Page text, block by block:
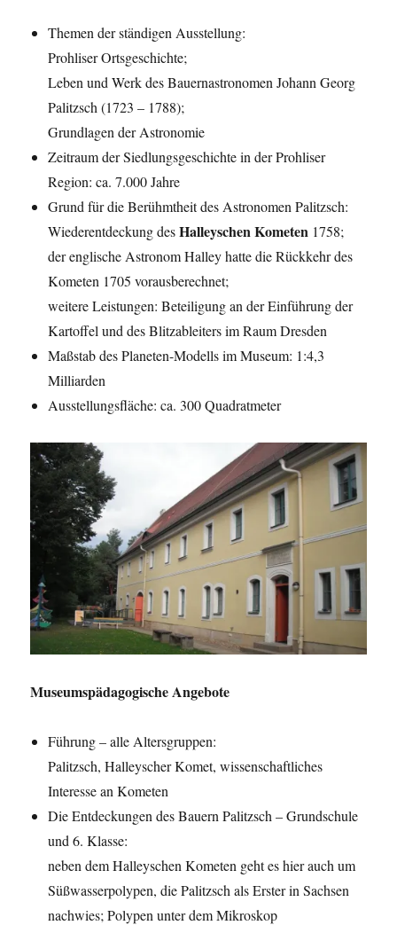
Themen der ständigen Ausstellung:
Prohliser Ortsgeschichte;
Leben und Werk des Bauernastronomen Johann Georg
Palitzsch (1723 – 1788);
Grundlagen der Astronomie
Zeitraum der Siedlungsgeschichte in der Prohliser
Region: ca. 7.000 Jahre
Grund für die Berühmtheit des Astronomen Palitzsch:
Wiederentdeckung desHalleyschen Kometen 1758;
der englische Astronom Halley hatte die Rückkehr des
Kometen 1705 vorausberechnet;
weitere Leistungen: Beteiligung an der Einführung der
Kartoffel und des Blitzableiters im Raum Dresden
Maßstab des Planeten-Modells im Museum: 1:4,3
Milliarden
Ausstellungsfläche: ca. 300 Quadratmeter
Museumspädagogische Angebote
Führung – alle Altersgruppen:
Palitzsch, Halleyscher Komet, wissenschaftliches
Interesse an Kometen
Die Entdeckungen des Bauern Palitzsch – Grundschule
und 6. Klasse:
neben dem Halleyschen Kometen geht es hier auch um
Süßwasserpolypen, die Palitzsch als Erster in Sachsen
nachwies; Polypen unter dem Mikroskop